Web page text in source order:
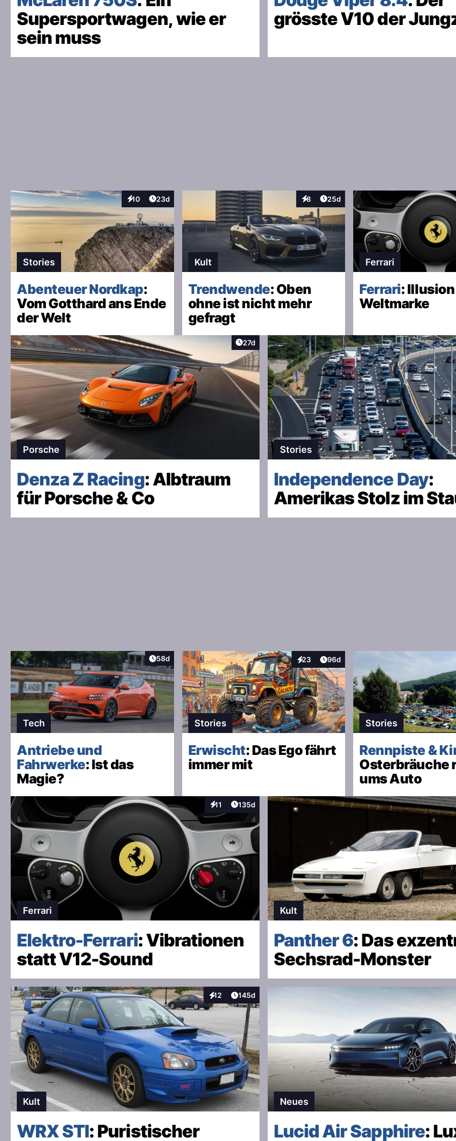
Supersportwagen, wie er
sein muss
grösste V10 der
10
InteraktionenArtikel veröffentlicht:
23d
Stories
Abenteuer Nordkap:
Vom Gotthard ans Ende
der Welt
8
InteraktionenArtikel veröffentlicht:
25d
Kult
Trendwende: Oben
ohne ist nicht mehr
gefragt
Ferrari
Ferrari:
Weltmarke
Artikel veröffentlicht:
27d
Porsche
Denza Z Racing: Albtraum
für Porsche & Co
Stories
Independence Day:
Amerikas Stolz im
Artikel veröffentlicht:
58d
Tech
Antriebe und
Fahrwerke: Ist das
Magie?
23
InteraktionenArtikel veröffentlicht:
96d
Stories
Erwischt: Das Ego fährt
immer mit
Stories
Rennpiste &
Osterbräuche
ums Auto
11
InteraktionenArtikel veröffentlicht:
135d
Ferrari
Elektro-Ferrari: Vibrationen
statt V12-Sound
Kult
Panther 6: Das
Sechsrad-Monster
12
InteraktionenArtikel veröffentlicht:
145d
Kult
WRX STI: Puristischer
Neues
Lucid Air Sapphire: